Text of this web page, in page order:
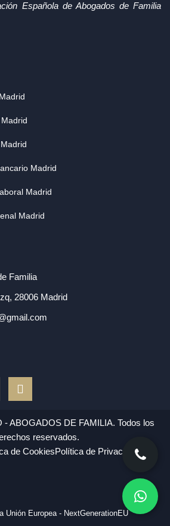
Española de Abogados de Familia
Madrid
Madrid
Madrid
Familia
28006 Madrid
I
n
t
a
g
r
- ABOGADOS DE FAMILIA. Todos los
reservados.
de CookiesPolítica de Privacidad
Unión Europea - NextGenerationEU